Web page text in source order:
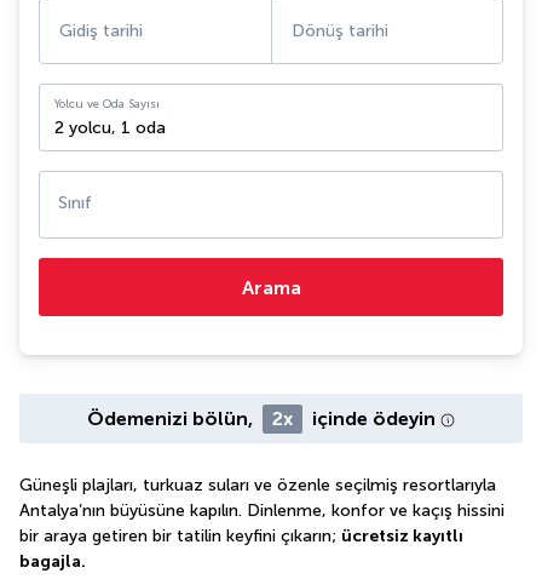
Gidiş tarihi Dönüş tarihi
Yolcu ve Oda Sayısı
2 yolcu, 1 oda
Sınıf
Arama
Ödemenizi bölün, 2x içinde ödeyin
Güneşli plajları, turkuaz suları ve özenle seçilmiş resortlarıyla
Antalya’nın büyüsüne kapılın. Dinlenme, konfor ve kaçış hissini
bir araya getiren bir tatilin keyfini çıkarın; ücretsiz kayıtlı
bagajla.